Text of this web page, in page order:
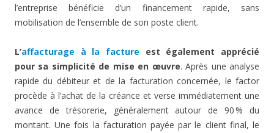
l’entreprise bénéficie d’un financement rapide, sans
mobilisation de l’ensemble de son poste client.
L’affacturage à la facture est également apprécié
pour sa simplicité de mise en œuvre. Après une analyse
rapide du débiteur et de la facturation concernée, le factor
procède à l’achat de la créance et verse immédiatement une
avance de trésorerie, généralement autour de 90 % du
montant. Une fois la facturation payée par le client final, le